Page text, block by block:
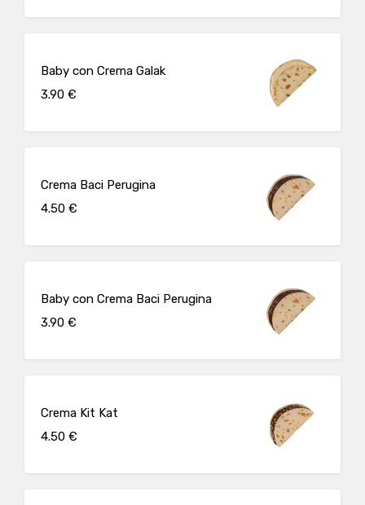
Baby con Crema Galak
3.90 €
Crema Baci Perugina
4.50 €
Baby con Crema Baci Perugina
3.90 €
Crema Kit Kat
4.50 €